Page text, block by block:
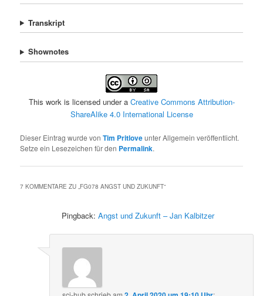
Transkript
Shownotes
This work is licensed under a Creative Commons Attribution-
ShareAlike 4.0 International License
Dieser Eintrag wurde vonTim Pritloveunter Allgemein veröffentlicht.
Setze ein Lesezeichen für den Permalink.
7 KOMMENTARE ZU „FG078 ANGST UND ZUKUNFT“
Pingback:Angst und Zukunft – Jan Kalbitzer